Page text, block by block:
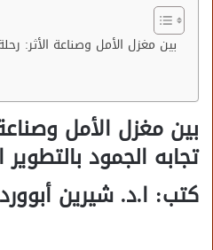
بين مغزل الأمل وصناعة الأثر:
بين مغزل الأمل
تجابه الجمود
كتب: ا.د. شيرين